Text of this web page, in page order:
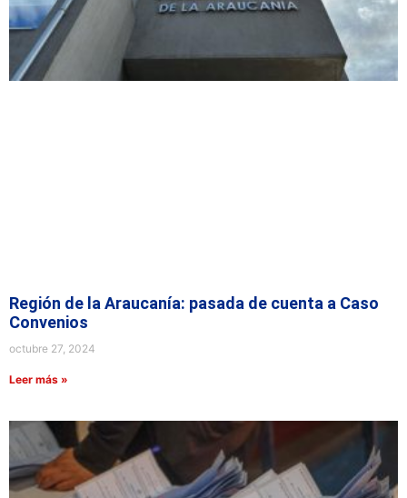
Región de la Araucanía: pasada de cuenta a Caso
Convenios
octubre 27, 2024
Leer más »